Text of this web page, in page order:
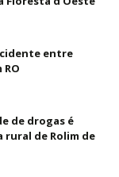
entre
de drogas é
rural de Rolim de